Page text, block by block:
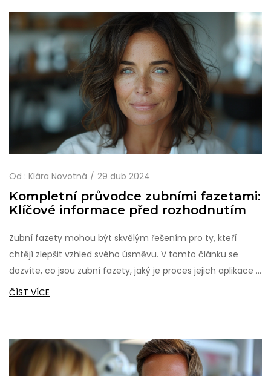
Od : Klára Novotná 29 dub 2024
Kompletní průvodce zubními fazetami:
Klíčové informace před rozhodnutím
Zubní fazety mohou být skvělým řešením pro ty, kteří
chtějí zlepšit vzhled svého úsměvu. V tomto článku se
dozvíte, co jsou zubní fazety, jaký je proces jejich aplikace a
jaké jsou možné rizika a výhody. Představíme také typickou
ČÍST VÍCE